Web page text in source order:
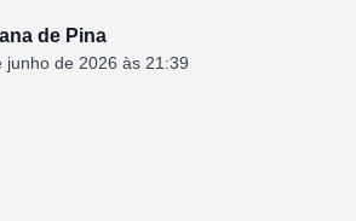
de Pina
junho de 2026 às 21:39